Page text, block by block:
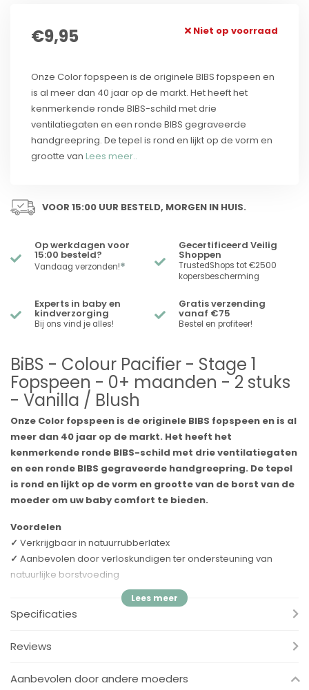
€9,95 Niet op voorraad
Onze Color fopspeen is de originele BIBS fopspeen en
is al meer dan 40 jaar op de markt. Het heeft het
kenmerkende ronde BIBS-schild met drie
ventilatiegaten en een ronde BIBS gegraveerde
handgreepring. De tepel is rond en lijkt op de vorm en
grootte van Lees meer..
VOOR 15:00 UUR BESTELD, MORGEN IN HUIS.
Op werkdagen voor
15:00 besteld?
Vandaag verzonden!*
Gecertificeerd Veilig
Shoppen
TrustedShops tot €2500
kopersbescherming
Experts in baby en
kindverzorging
Bij ons vind je alles!
Gratis verzending
vanaf €75
Bestel en profiteer!
BiBS - Colour Pacifier - Stage 1
Fopspeen - 0+ maanden - 2 stuks
- Vanilla / Blush
Onze Color fopspeen is de originele BIBS fopspeen en is al
meer dan 40 jaar op de markt. Het heeft het
kenmerkende ronde BIBS-schild met drie ventilatiegaten
en een ronde BIBS gegraveerde handgreepring. De tepel
is rond en lijkt op de vorm en grootte van de borst van de
moeder om uw baby comfort te bieden.
Voordelen
✓ Verkrijgbaar in natuurrubberlatex
✓ Aanbevolen door verloskundigen ter ondersteuning van
natuurlijke borstvoeding
Ook verkrijgbaar in een nachtversie met glow in the dark
✓Het schild is gemaakt van 100% voedselveilig materiaal.
✓Ontworpen en vervaardigd in Denemarken/EU
Speen
Specificaties
Reviews
Aanbevolen door andere moeders